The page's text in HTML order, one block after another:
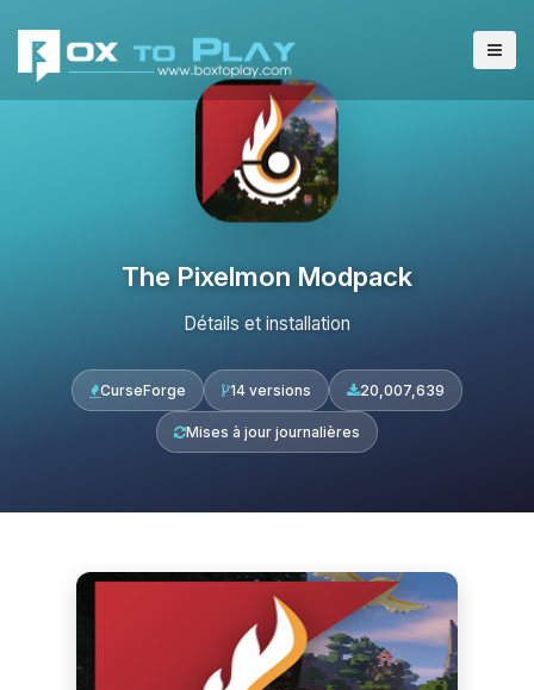
The Pixelmon Modpack
Détails et installation
CurseForge 14 versions 20,007,639
Mises à jour journalières